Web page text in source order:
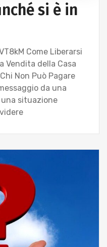
si è in
Come Liberarsi
Vendita della Casa
Non Può Pagare
da una
situazione